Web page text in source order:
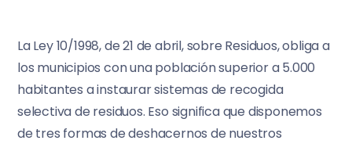
La Ley 10/1998, de 21 de abril, sobre Residuos, obliga a
los municipios con una población superior a 5.000
habitantes a instaurar sistemas de recogida
selectiva de residuos. Eso significa que disponemos
de tres formas de deshacernos de nuestros